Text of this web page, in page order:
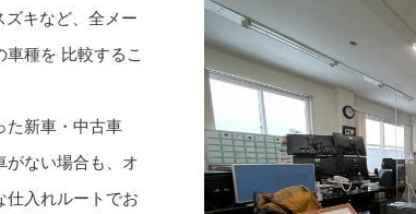
ズキなど、全メー
種を 比較するこ
た新車・中古車
がない場合も、オ
仕入れルートでお